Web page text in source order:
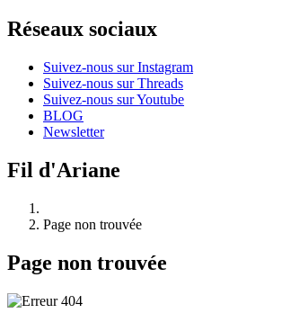
Réseaux sociaux
Suivez-nous sur Instagram
Suivez-nous sur Threads
Suivez-nous sur Youtube
BLOG
Newsletter
Fil d'Ariane
Page non trouvée
Page non trouvée